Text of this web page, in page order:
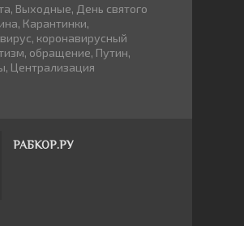
, Выходные, День святого
, Карантинки,
, коронавирусный
, обращение, Путин,
, Централизация
РАБКОР.РУ